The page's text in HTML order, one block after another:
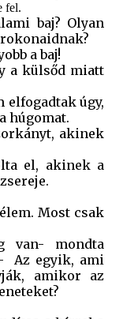
fel.
baj? Olyan
a baj!
a külsőd miatt
elfogadtak úgy,
húgomat.
akinek
el, akinek a
Most csak
van- mondta
Az egyik, ami
amikor az